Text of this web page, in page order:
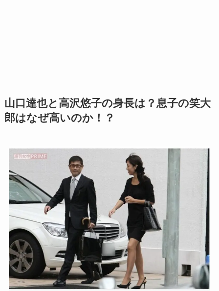
山口達也と高沢悠子の身長は？息子の笑大
郎はなぜ高いのか！？